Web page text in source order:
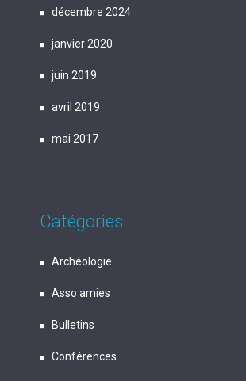
décembre 2024
janvier 2020
juin 2019
avril 2019
mai 2017
Catégories
Archéologie
Asso amies
Bulletins
Conférences